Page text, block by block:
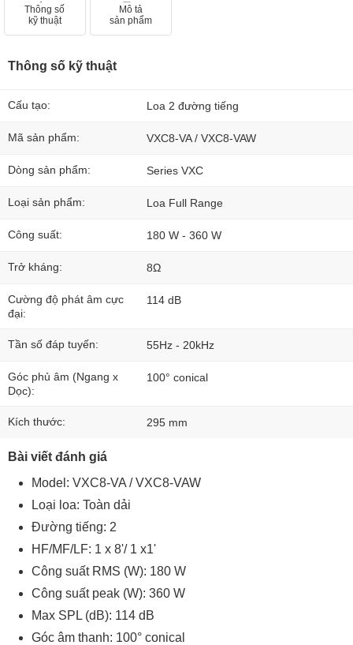
Thông số
kỹ thuật
Mô tả
sản phẩm
Thông số kỹ thuật
Cấu tạo: Loa 2 đường tiếng
Mã sản phẩm: VXC8-VA / VXC8-VAW
Dòng sản phẩm: Series VXC
Loại sản phẩm: Loa Full Range
Công suất: 180 W - 360 W
Trở kháng: 8Ω
Cường độ phát âm cực
đại:
114 dB
Tần số đáp tuyến: 55Hz - 20kHz
Góc phủ âm (Ngang x
Dọc):
100° conical
Kích thước: 295 mm
Bài viết đánh giá
Model: VXC8-VA / VXC8-VAW
Loại loa: Toàn dải
Đường tiếng: 2
HF/MF/LF: 1 x 8'/ 1 x1'
Công suất RMS (W): 180 W
Công suất peak (W): 360 W
Max SPL (dB): 114 dB
Góc âm thanh: 100° conical